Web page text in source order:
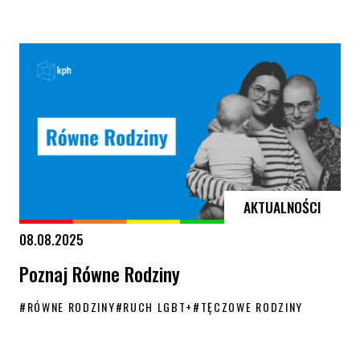
AKTUALNOŚCI
08.08.2025
Poznaj Równe Rodziny
#RÓWNE RODZINY#RUCH LGBT+#TĘCZOWE RODZINY